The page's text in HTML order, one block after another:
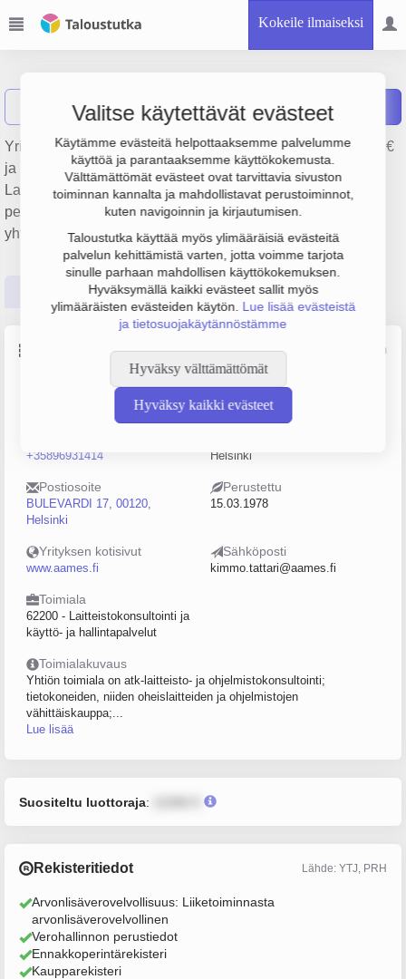
Kokeile ilmaiseksi
Valitse käytettävät evästeet
Käytämme evästeitä helpottaaksemme palvelumme
käyttöä ja parantaaksemme käyttökokemusta.
Välttämättömät evästeet ovat tarvittavia sivuston
toiminnan kannalta ja mahdollistavat perustoiminnot,
kuten navigoinnin ja kirjautumisen.
Taloustutka käyttää myös ylimääräisiä evästeitä
palvelun kehittämistä varten, jotta voimme tarjota
sinulle parhaan mahdollisen käyttökokemuksen.
Hyväksymällä kaikki evästeet sallit myös
ylimääräisten evästeiden käytön. Lue lisää evästeistä
ja tietosuojakäytännöstämme
Hyväksy välttämättömät
Hyväksy kaikki evästeet
Näytä haku Aames Oy Raportit
Yrityksen Aames Oy liikevaihto on 2.1 milj. €, tulos 484 000 €
ja henkilöstömäärä 4. Sen päätoimiala on
Laitteistokonsultointi ja käyttö- ja hallintapalvelut,
perustamisvuosi 1978 ja sijainti Helsinki. Yrityksen
yhtiömuoto Osakeyhtiö (OY).
Tilinpäätösluvut Päättäjätiedot
Perustiedot Lähde: YTJ, PRH, Traficom
Henkilöstömäärä
0–4
+35896931414 Helsinki
Postiosoite
BULEVARDI 17, 00120,
Helsinki
Perustettu
15.03.1978
Yrityksen kotisivut
www.aames.fi
Sähköposti
kimmo.tattari@aames.fi
Toimiala
62200 - Laitteistokonsultointi ja
käyttö- ja hallintapalvelut
Toimialakuvaus
Yhtiön toimiala on atk-laitteisto- ja ohjelmistokonsultointi;
tietokoneiden, niiden oheislaitteiden ja ohjelmistojen
vähittäiskauppa;...
Lue lisää
Suositeltu luottoraja:
Rekisteritiedot Lähde: YTJ, PRH
Arvonlisäverovelvollisuus: Liiketoiminnasta
arvonlisäverovelvollinen
Verohallinnon perustiedot
Ennakkoperintärekisteri
Kaupparekisteri